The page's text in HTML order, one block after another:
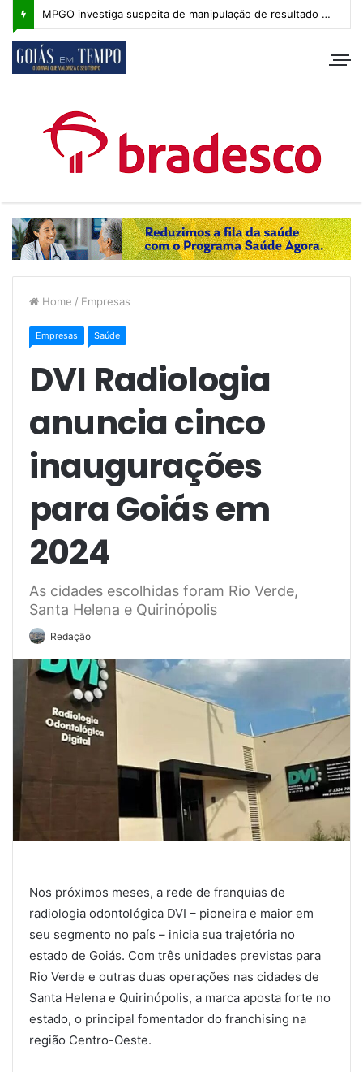
MPGO investiga suspeita de manipulação de resultado na Copa Goiás Sub-20
Home / Empresas
Empresas Saúde
DVI Radiologia
anuncia cinco
inaugurações
para Goiás em
2024
As cidades escolhidas foram Rio Verde,
Santa Helena e Quirinópolis
Redação
Nos próximos meses, a rede de franquias de
radiologia odontológica DVI – pioneira e maior em
seu segmento no país – inicia sua trajetória no
estado de Goiás. Com três unidades previstas para
Rio Verde e outras duas operações nas cidades de
Santa Helena e Quirinópolis, a marca aposta forte no
estado, o principal fomentador do franchising na
região Centro-Oeste.